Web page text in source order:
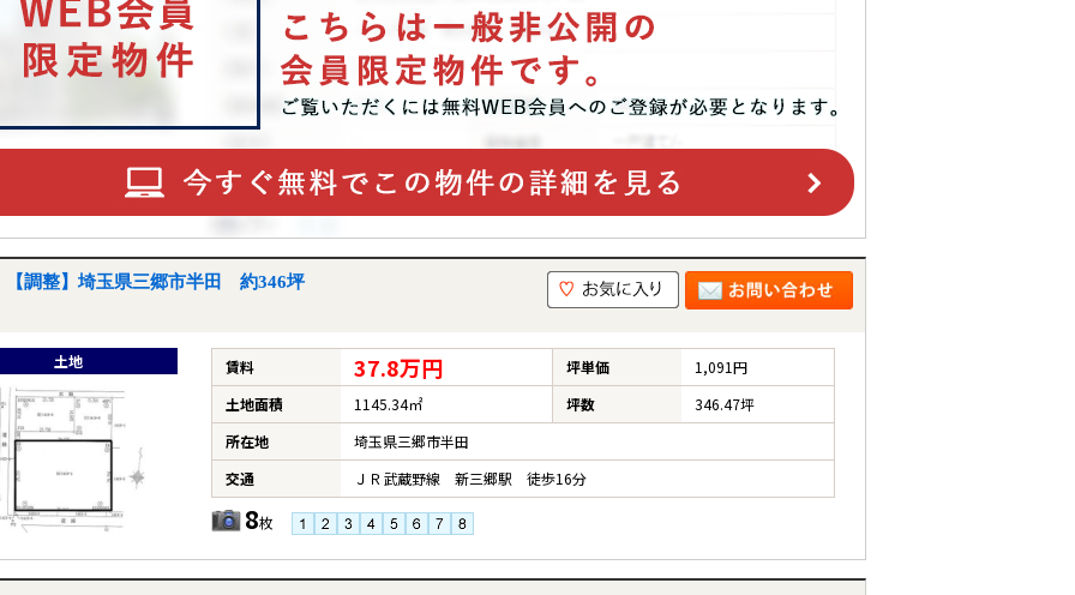
【調整】埼玉県三郷市半田 約346坪
土地 賃料 37.8万円 坪単価
1,091円
土地面積
1145.34㎡ 坪数
346.47坪
所在地
埼玉県三郷市半田
交通
ＪＲ武蔵野線 新三郷駅 徒歩16分
8枚